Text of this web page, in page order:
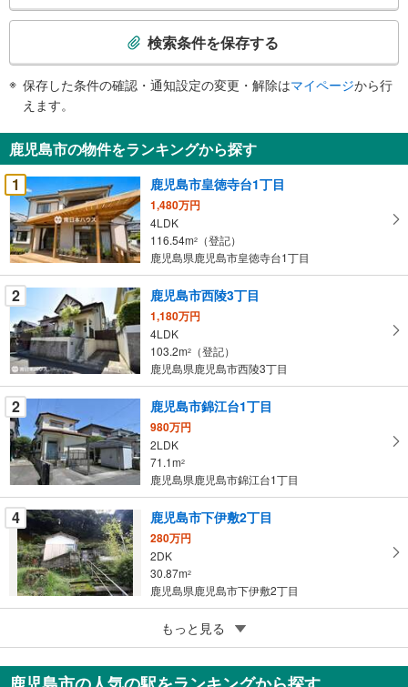
検
知
を
受
け
取
る
・
条
件
を
マ
イ
ペ
ー
ジ
に
保
存
す
る
検索条件を保存する
保存した条件の確認・通知設定の変更・解除はマイページから行
えます。
鹿児島市の物件をランキングから探す
1
鹿児島市皇徳寺台1丁目
1,480万円
4LDK
116.54m2
（登記）
鹿児島県鹿児島市皇徳寺台1丁目
2 鹿児島市西陵3丁目
1,180万円
4LDK
103.2m2
（登記）
鹿児島県鹿児島市西陵3丁目
2 鹿児島市錦江台1丁目
980万円
2LDK
71.1m2
鹿児島県鹿児島市錦江台1丁目
4 鹿児島市下伊敷2丁目
280万円
2DK
30.87m2
鹿児島県鹿児島市下伊敷2丁目
鹿児島市草牟田2丁目
350万円
2DK
62.8m2（登記）
もっと見る